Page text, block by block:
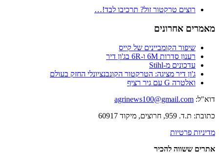
רוצים טרקטור זול? תרכיבו לבד!…
מאמרים אחרונים
שיפור הקומביינים של קייס
רענון סדרות 6M ו-6R בג'ון דיר
עדכונים מ-Stihl
ג'ון דיר מציגה: הטרקטור הקונבנציונלי החזק בעולם
ואלטרה G עם גיר רציף
דוא"ל: agrinews100@gmail.com
כתובת: ת.ד. 959, חרוצים, מיקוד 60917
מדיניות פרטיות
אתרים ששווה להכיר